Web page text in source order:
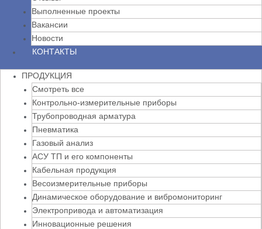
Выполненные проекты
Вакансии
Новости
КОНТАКТЫ
ПРОДУКЦИЯ
Смотреть все
Контрольно-измерительные приборы
Трубопроводная арматура
Пневматика
Газовый анализ
АСУ ТП и его компоненты
Кабельная продукция
Весоизмерительные приборы
Динамическое оборудование и вибромониторинг
Электропривода и автоматизация
Инновационные решения